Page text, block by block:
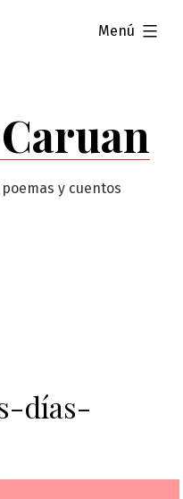
y cuentos
Menú
ampliado
días-